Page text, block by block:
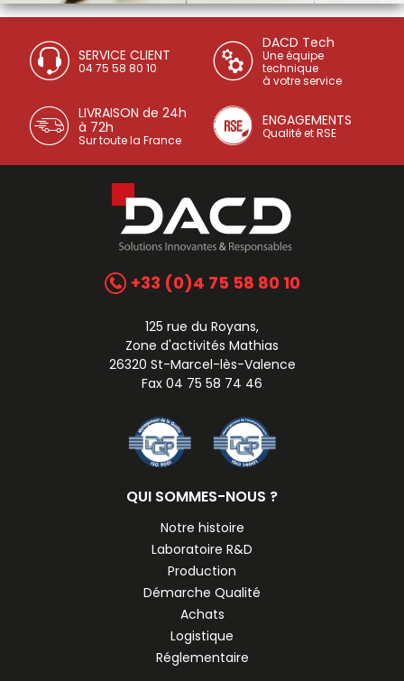
SERVICE CLIENT
04 75 58 80 10
DACD Tech
Une équipe
technique
à votre service
LIVRAISON de 24h
à 72h
Sur toute la France
ENGAGEMENTS
Qualité et RSE
+33 (0)4 75 58 80 10
125 rue du Royans,
Zone d'activités Mathias
26320 St-Marcel-lès-Valence
Fax 04 75 58 74 46
QUI SOMMES-NOUS ?
Notre histoire
Laboratoire R&D
Production
Démarche Qualité
Achats
Logistique
Réglementaire